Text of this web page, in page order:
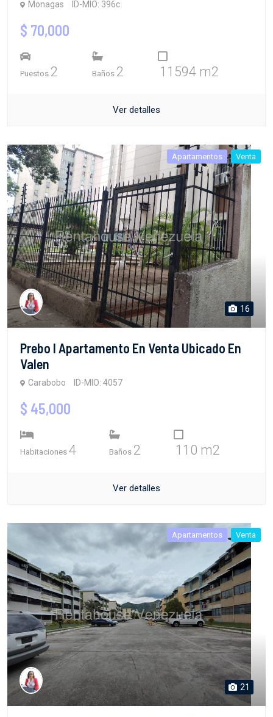
Monagas ID-MIO: 396c
$ 70,000
Puestos 2 Baños 2 11594 m2
Ver detalles
Apartamentos Venta
16
Prebo I Apartamento En Venta Ubicado En
Valen
Carabobo ID-MIO: 4057
$ 45,000
Habitaciones 4 Baños 2 110 m2
Ver detalles
Apartamentos Venta
21